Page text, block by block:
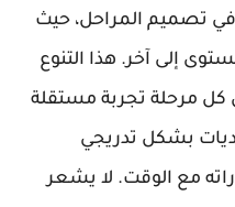
تصميم المراحل، حيث
إلى آخر. هذا التنوع
مرحلة تجربة مستقلة
بشكل تدريجي
مع الوقت. لا يشعر